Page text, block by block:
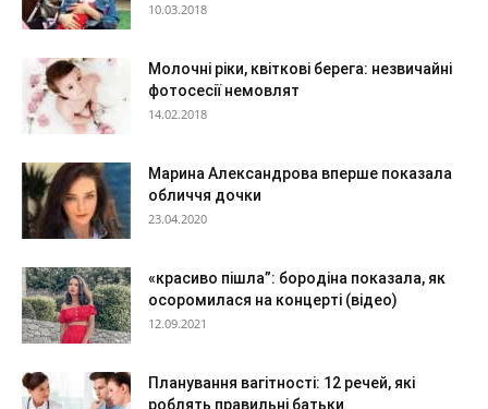
10.03.2018
Молочні ріки, квіткові берега: незвичайні
фотосесії немовлят
14.02.2018
Марина Александрова вперше показала
обличчя дочки
23.04.2020
«красиво пішла”: бородіна показала, як
осоромилася на концерті (відео)
12.09.2021
Планування вагітності: 12 речей, які
роблять правильні батьки